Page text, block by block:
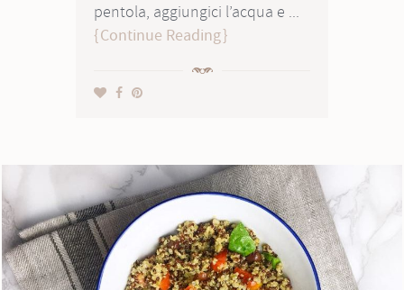
pentola, aggiungici l’acqua e ...
Continue Reading